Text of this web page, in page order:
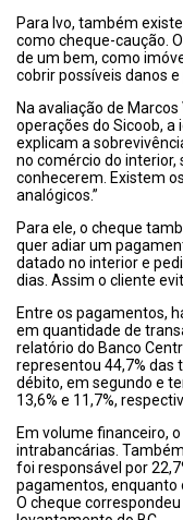
Para Ivo, também
como cheque-caução.
de um bem, como
cobrir possíveis danos
Na avaliação de
operações do Sicoob,
explicam a
no comércio do interior,
conhecerem. Existem
analógicos.”
Para ele, o cheque
quer adiar um
datado no interior e
dias. Assim o cliente
Entre os pagamentos,
em quantidade de
relatório do Banco
representou 44,7% das
débito, em segundo e
13,6% e 11,7%,
Em volume financeiro,
intrabancárias.
foi responsável por
pagamentos, enquanto
O cheque